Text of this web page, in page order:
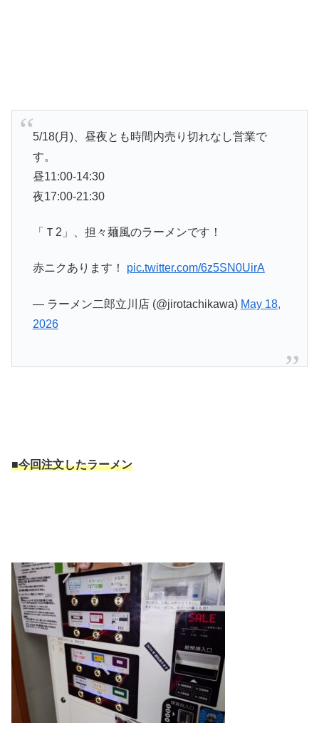
5/18(月)、昼夜とも時間内売り切れなし営業で
す。
昼11:00-14:30
夜17:00-21:30
「Ｔ2」、担々麺風のラーメンです！
赤ニクあります！ pic.twitter.com/6z5SN0UirA
— ラーメン二郎立川店 (@jirotachikawa) May 18,
2026
■今回注文したラーメン